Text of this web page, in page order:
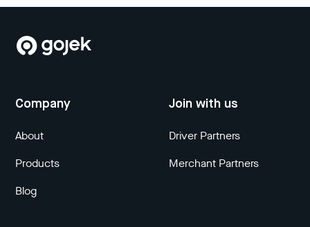
Company
About
Products
Blog
Join with us
Driver Partners
Merchant Partners